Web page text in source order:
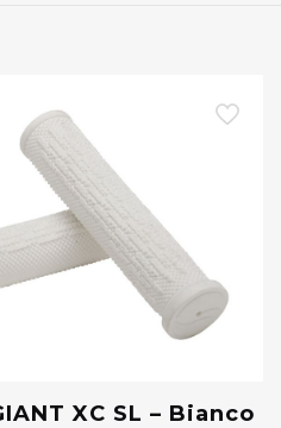
XC SL – Bianco